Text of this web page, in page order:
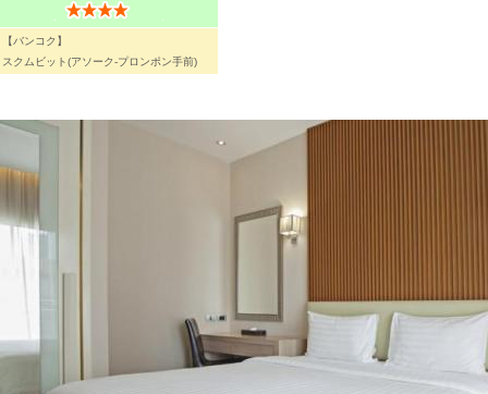
【バンコク】
スクムビット(アソーク-プロンポン手前)